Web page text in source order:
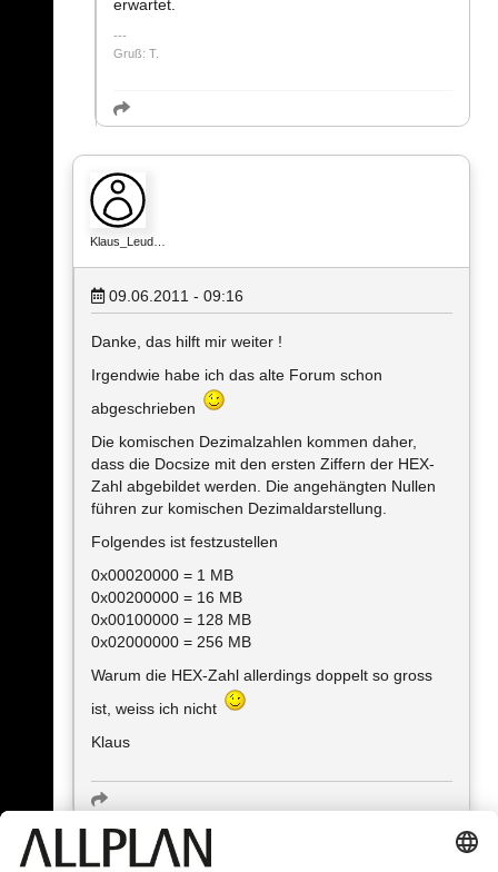
erwartet.
Gruß: T.
Klaus_Leud…
09.06.2011 - 09:16
Danke, das hilft mir weiter !
Irgendwie habe ich das alte Forum schon
abgeschrieben
Die komischen Dezimalzahlen kommen daher,
dass die Docsize mit den ersten Ziffern der HEX-
Zahl abgebildet werden. Die angehängten Nullen
führen zur komischen Dezimaldarstellung.
Folgendes ist festzustellen
0x00020000 = 1 MB
0x00200000 = 16 MB
0x00100000 = 128 MB
0x02000000 = 256 MB
Warum die HEX-Zahl allerdings doppelt so gross
ist, weiss ich nicht
Klaus